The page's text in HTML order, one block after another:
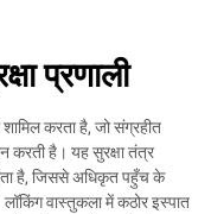
प्रणाली
करता है, जो संग्रहीत
करती है। यह सुरक्षा तंत्र
है, जिससे अधिकृत पहुँच के
लॉकिंग वास्तुकला में कठोर इस्पात